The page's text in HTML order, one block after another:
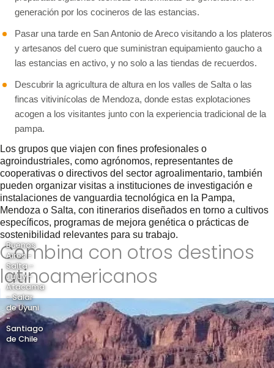
generación por los cocineros de las estancias.
Pasar una tarde en San Antonio de Areco visitando a los plateros
y artesanos del cuero que suministran equipamiento gaucho a
las estancias en activo, y no solo a las tiendas de recuerdos.
Descubrir la agricultura de altura en los valles de Salta o las
fincas vitivinícolas de Mendoza, donde estas explotaciones
acogen a los visitantes junto con la experiencia tradicional de la
pampa.
Los grupos que viajen con fines profesionales o
agroindustriales, como agrónomos, representantes de
cooperativas o directivos del sector agroalimentario, también
pueden organizar visitas a instituciones de investigación e
instalaciones de vanguardia tecnológica en la Pampa,
Mendoza o Salta, con itinerarios diseñados en torno a cultivos
específicos, programas de mejora genética o prácticas de
sostenibilidad relevantes para su trabajo.
Combina con otros destinos
latinoamericanos
Buenos
Aires -
Salta -
Jujuy -
Atacama
- Salar
de Uyuni
-
Santiago
de Chile